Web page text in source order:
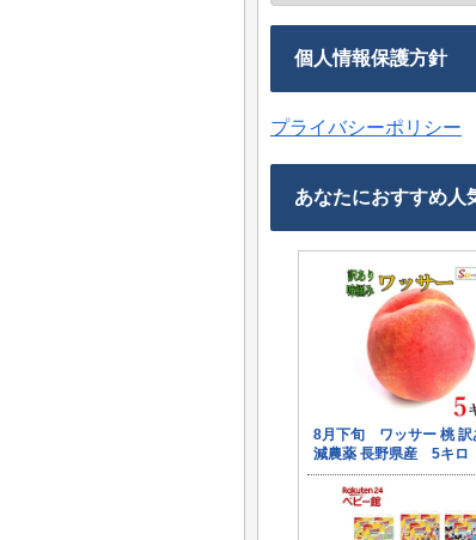
個人情報保護方針
プライバシーポリシー
あなたにおすすめ人